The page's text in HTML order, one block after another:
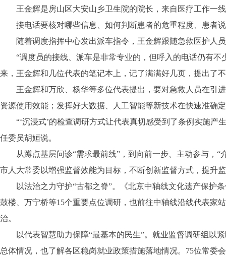
王金辉是房山区大安山乡卫生院的院长，来自医疗工作一
接电话要核对哪些信息、如何判断患者的危重程度、患者
随着调度指挥中心发出派车指令，王金辉跟随急救医护人员
“调度员的接线、派车是非常专业的，但呼入的电话仍有不
来，王金辉和几位代表的笔记本上，记了满满好几页，提出了
王金辉和万欣、杨华等多位代表提出，要对急救人员在引进
资源使用效能；发挥好大数据、人工智能等新技术在快速准确
“‘沉浸式’的检查调研方式让代表真切感受到了条例实施产
任委员胡姮说。
从蹲点基层问诊“需求最前线”，到向前一步、主动参与，“
市人大常委以增强监督效能为目标，不断创新监督方式，提升
以法治之力守护“古都之脊”。《北京中轴线文化遗产保护条
鼓楼、万宁桥等15个重要点位调研，也前往中轴线沿线代表家
治。
以代表智慧助力保障“最基本的民生”。就业监督调研组以紧
总体情况，也了解各区稳岗就业政策措施落地情况。75位常委